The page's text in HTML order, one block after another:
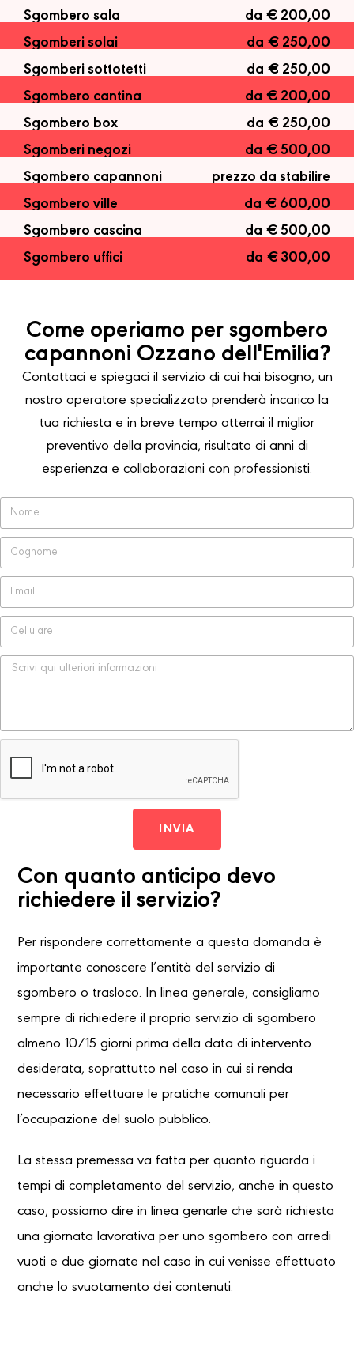
Sgombero sala
da € 200,00
Sgomberi solai
da € 250,00
Sgomberi sottotetti
da € 250,00
Sgombero cantina
da € 200,00
Sgombero box
da € 250,00
Sgomberi negozi
da € 500,00
Sgombero capannoni
prezzo da stabilire
Sgombero ville
da € 600,00
Sgombero cascina
da € 500,00
Sgombero uffici
da € 300,00
Come operiamo per sgombero
capannoni Ozzano dell'Emilia?
Contattaci e spiegaci il servizio di cui hai bisogno, un
nostro operatore specializzato prenderà incarico la
tua richiesta e in breve tempo otterrai il miglior
preventivo della provincia, risultato di anni di
esperienza e collaborazioni con professionisti.
INVIA
Con quanto anticipo devo
richiedere il servizio?
Per rispondere correttamente a questa domanda è
importante conoscere l’entità del servizio di
sgombero o trasloco. In linea generale, consigliamo
sempre di richiedere il proprio servizio di sgombero
almeno 10/15 giorni prima della data di intervento
desiderata, soprattutto nel caso in cui si renda
necessario effettuare le pratiche comunali per
l’occupazione del suolo pubblico.
La stessa premessa va fatta per quanto riguarda i
tempi di completamento del servizio, anche in questo
caso, possiamo dire in linea genarle che sarà richiesta
una giornata lavorativa per uno sgombero con arredi
vuoti e due giornate nel caso in cui venisse effettuato
anche lo svuotamento dei contenuti.